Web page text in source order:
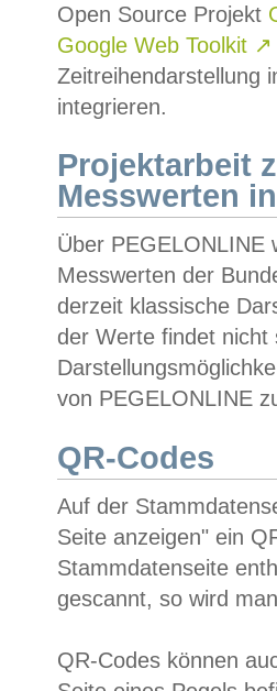
Open Source Projekt
Google Web Toolkit ↗
Zeitreihendarstellung
integrieren.
Projektarbeit
Messwerten
Über PEGELONLINE
Messwerten der
derzeit klassische
der Werte findet
von PEGELONLINE
QR-Codes
Auf der
Seite anzeigen" ein
Stammdatenseite
gescannt, so wird
QR-Codes können